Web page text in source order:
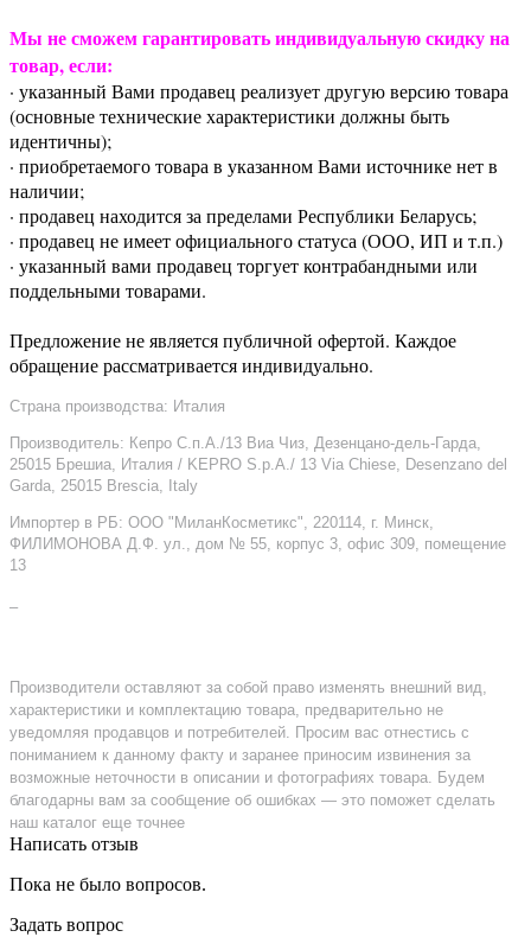
Мы не сможем гарантировать индивидуальную скидку на
товар, если:
· указанный Вами продавец реализует другую версию товара
(основные технические характеристики должны быть
идентичны);
· приобретаемого товара в указанном Вами источнике нет в
наличии;
· продавец находится за пределами Республики Беларусь;
· продавец не имеет официального статуса (ООО, ИП и т.п.)
· указанный вами продавец торгует контрабандными или
поддельными товарами.
Предложение не является публичной офертой. Каждое
обращение рассматривается индивидуально.
Страна производства: Италия
Производитель: Кепро С.п.А./13 Виа Чиз, Дезенцано-дель-Гарда,
25015 Брешиа, Италия / KEPRO S.p.A./ 13 Via Chiese, Desenzano del
Garda, 25015 Brescia, Italy
Импортер в РБ: ООО "МиланКосметикс", 220114, г. Минск,
ФИЛИМОНОВА Д.Ф. ул., дом № 55, корпус 3, офис 309, помещение
13
–
Производители оставляют за собой право изменять внешний вид,
характеристики и комплектацию товара, предварительно не
уведомляя продавцов и потребителей. Просим вас отнестись с
пониманием к данному факту и заранее приносим извинения за
возможные неточности в описании и фотографиях товара. Будем
благодарны вам за сообщение об ошибках — это поможет сделать
наш каталог еще точнее
Написать отзыв
Пока не было вопросов.
Задать вопрос